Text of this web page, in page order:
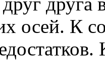
осей. К